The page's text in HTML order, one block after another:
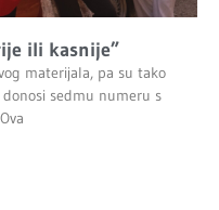
ili kasnije”
materijala, pa su tako
sedmu numeru s